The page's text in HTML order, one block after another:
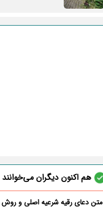
هم اکنون دیگران می‌خوانند
متن دعای رقیه شرعیه اصلی و